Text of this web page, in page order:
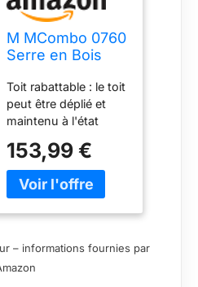
M MCombo 0760
Serre en Bois
Jardin, Petite
Serre
Greenhouse,
résistante à
l'hiver (Gris)
Toit rabattable : le toit
peut être déplié et
maintenu à l'état
une excellente
ventilation du lit froid
pour que vos plantes
l'accumulation d'eau
153,99 €
– informations fournies par